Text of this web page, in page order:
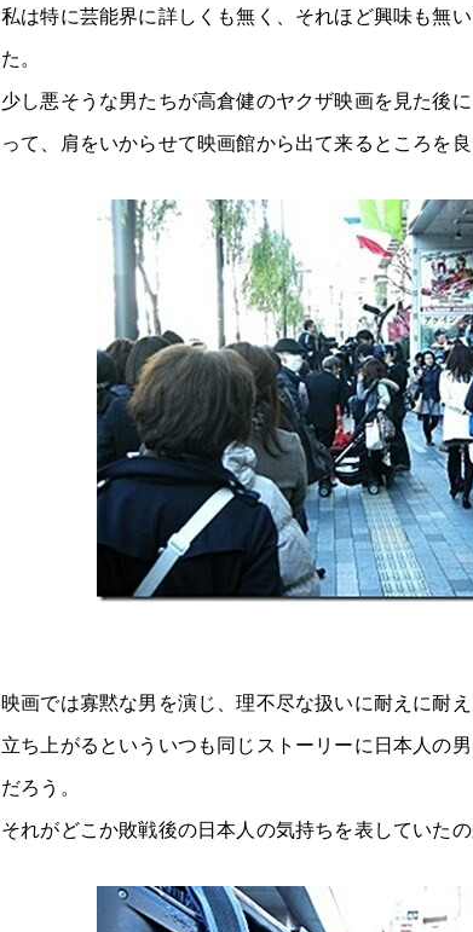
私は特に芸能界に詳しくも無く、それほど興味も無
た。
少し悪そうな男たちが高倉健のヤクザ映画を見た後
って、肩をいからせて映画館から出て来るところを良
映画では寡黙な男を演じ、理不尽な扱いに耐えに耐
立ち上がるといういつも同じストーリーに日本人の
だろう。
それがどこか敗戦後の日本人の気持ちを表していたの